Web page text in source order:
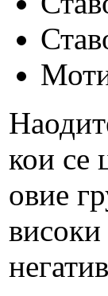
кои се
овие